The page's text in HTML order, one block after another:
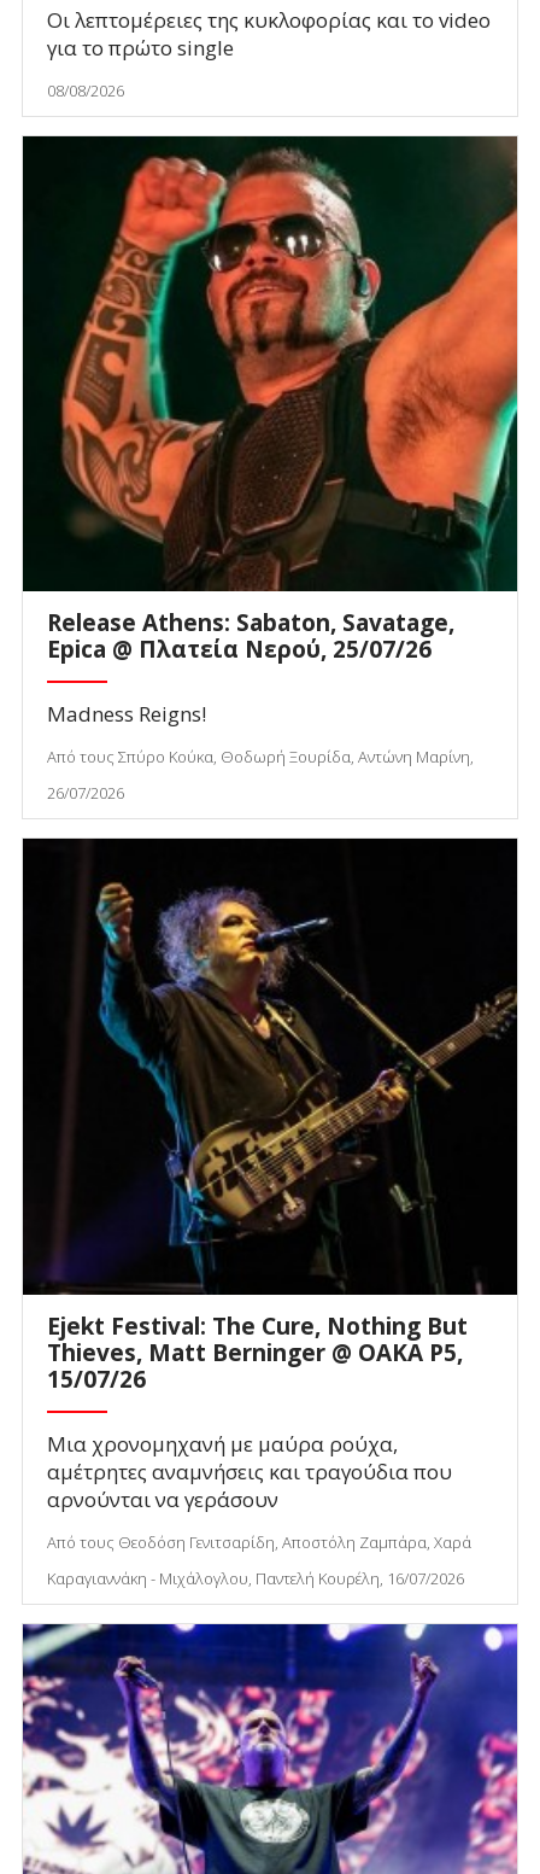
Οι λεπτομέρειες της κυκλοφορίας και το video
για το πρώτο single
08/08/2026
Release Athens: Sabaton, Savatage,
Epica @ Πλατεία Νερού, 25/07/26
Madness Reigns!
Από τους Σπύρο Κούκα, Θοδωρή Ξουρίδα, Αντώνη Μαρίνη,
26/07/2026
Ejekt Festival: The Cure, Nothing But
Thieves, Matt Berninger @ ΟΑΚΑ P5,
15/07/26
Μια χρονομηχανή με μαύρα ρούχα,
αμέτρητες αναμνήσεις και τραγούδια που
αρνούνται να γεράσουν
Από τους Θεοδόση Γενιτσαρίδη, Αποστόλη Ζαμπάρα, Χαρά
Καραγιαννάκη - Μιχάλογλου, Παντελή Κουρέλη, 16/07/2026